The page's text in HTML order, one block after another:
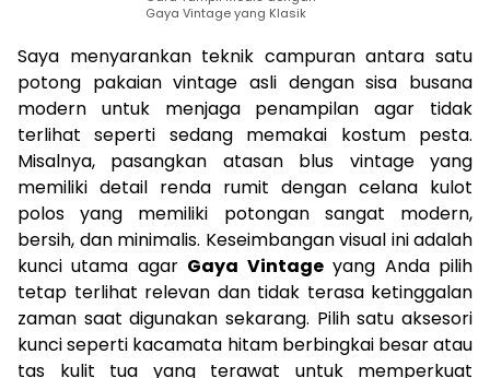
Gaya Vintage yang Klasik
Saya menyarankan teknik campuran antara satu
potong pakaian vintage asli dengan sisa busana
modern untuk menjaga penampilan agar tidak
terlihat seperti sedang memakai kostum pesta.
Misalnya, pasangkan atasan blus vintage yang
memiliki detail renda rumit dengan celana kulot
polos yang memiliki potongan sangat modern,
bersih, dan minimalis. Keseimbangan visual ini adalah
kunci utama agar Gaya Vintageyang Anda pilih
tetap terlihat relevan dan tidak terasa ketinggalan
zaman saat digunakan sekarang. Pilih satu aksesori
kunci seperti kacamata hitam berbingkai besar atau
tas kulit tua yang terawat untuk memperkuat